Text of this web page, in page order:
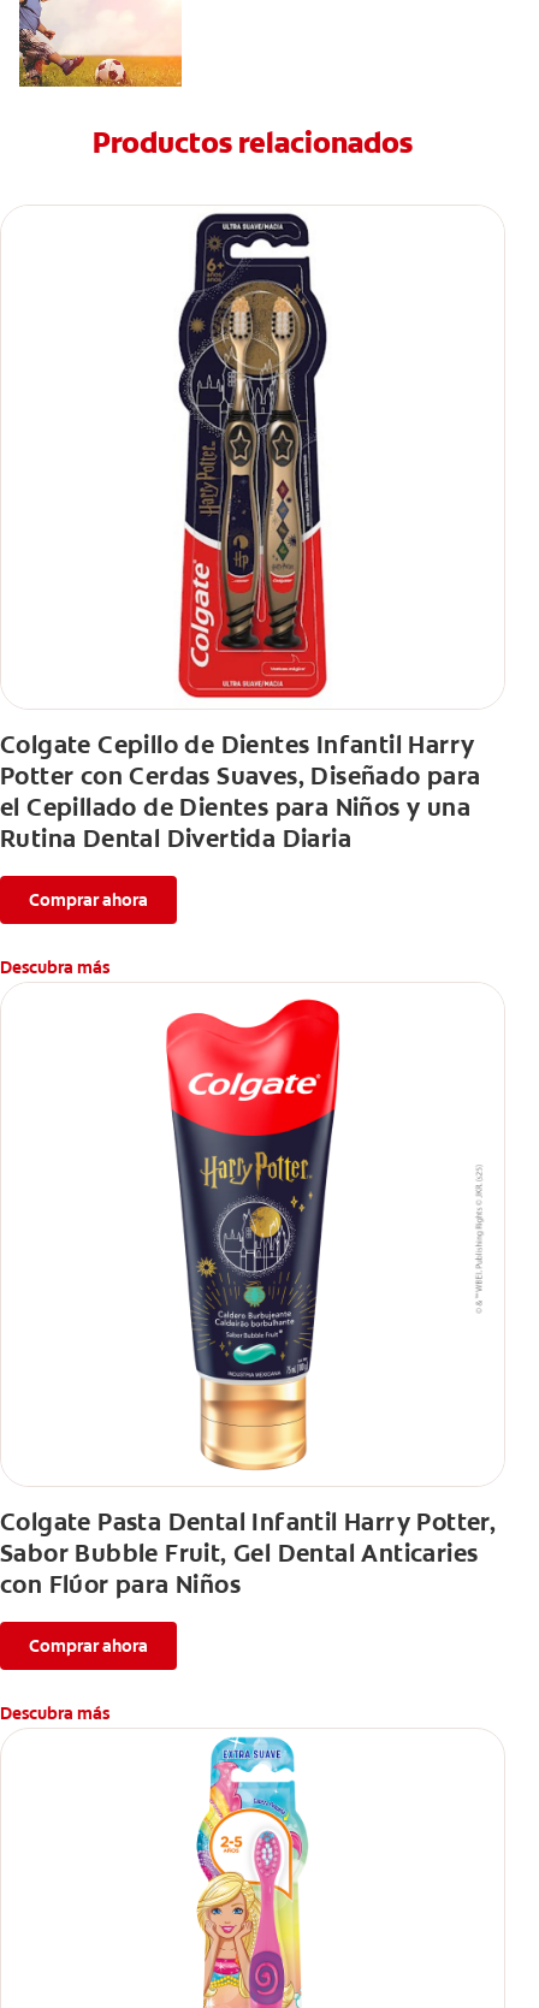
Productos relacionados
Colgate Cepillo de Dientes Infantil Harry
Potter con Cerdas Suaves, Diseñado para
el Cepillado de Dientes para Niños y una
Rutina Dental Divertida Diaria
Comprar ahora
Descubra más
Colgate Pasta Dental Infantil Harry Potter,
Sabor Bubble Fruit, Gel Dental Anticaries
con Flúor para Niños
Comprar ahora
Descubra más